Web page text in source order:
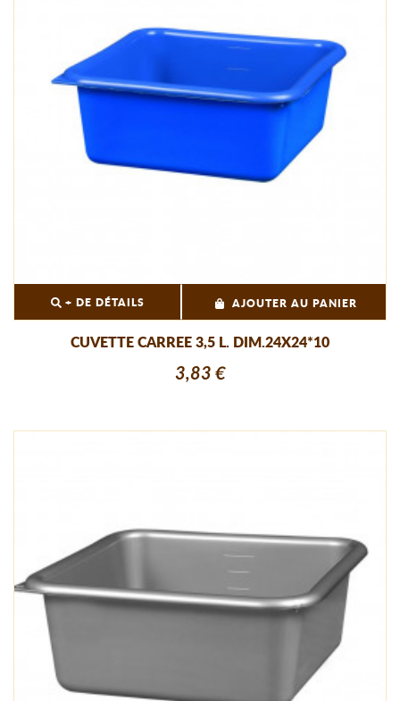
+ DE DÉTAILS AJOUTER AU PANIER
CUVETTE CARREE 3,5 L. DIM.24X24*10
3,83 €